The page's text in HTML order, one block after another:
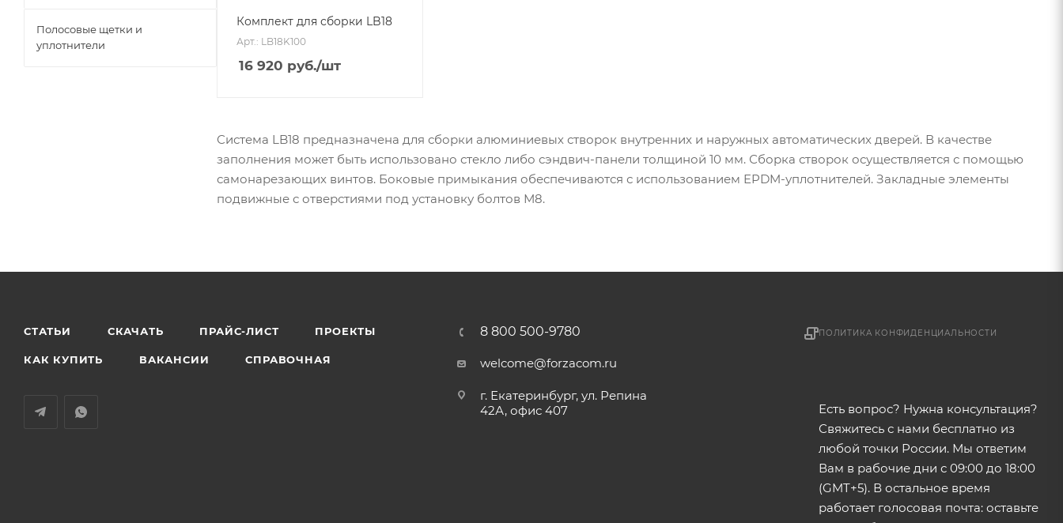
Комплект для сборки LB18
Арт.: LB18K100
16 920 руб./шт
Система LB18 предназначена для сборки алюминиевых створок внутренних и наружных автоматических дверей. В качестве
заполнения может быть использовано стекло либо сэндвич-панели толщиной 10 мм. Сборка створок осуществляется с помощью
самонарезающих винтов. Боковые примыкания обеспечиваются с использованием EPDM-уплотнителей. Закладные элементы
подвижные с отверстиями под установку болтов М8.
Полосовые щетки и
уплотнители
СТАТЬИ СКАЧАТЬ ПРАЙС-ЛИСТ ПРОЕКТЫ
КАК КУПИТЬ ВАКАНСИИ СПРАВОЧНАЯ
8 800 500-9780
welcome@forzacom.ru
г. Екатеринбург, ул. Репина
42А, офис 407
ПОЛИТИКА КОНФИДЕНЦИАЛЬНОСТИ
Есть вопрос? Нужна консультация?
Свяжитесь с нами бесплатно из
любой точки России. Мы ответим
Вам в рабочие дни с 09:00 до 18:00
(GMT+5). В остальное время
работает голосовая почта: оставьте